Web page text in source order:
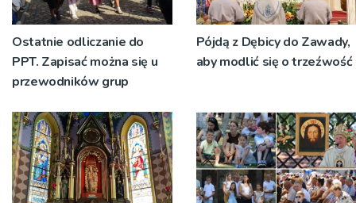
Ostatnie odliczanie do
PPT. Zapisać można się u
przewodników grup
Pójdą z Dębicy do Zawady,
aby modlić się o trzeźwość